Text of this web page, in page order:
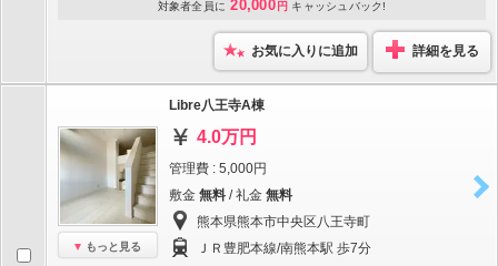
対象者全員に 20,000 円 キャッシュバック!
お気に入りに追加 詳細を見る
もっと見る
Libre八王寺A棟
4.0万円
管理費 : 5,000円
敷金 無料 / 礼金 無料
熊本県熊本市中央区八王寺町
ＪＲ豊肥本線/南熊本駅 歩7分